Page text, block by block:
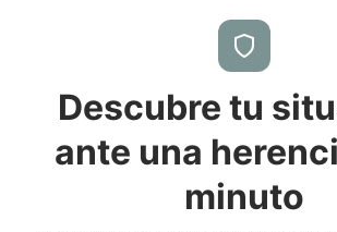
Descubre tu
ante una
minuto